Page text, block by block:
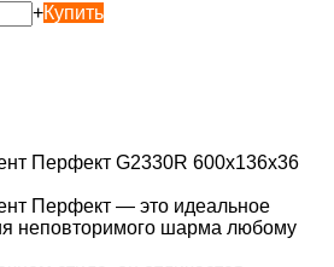
+Купить
Перфект G2330R 600х136х36
Перфект — это идеальное
неповторимого шарма любому